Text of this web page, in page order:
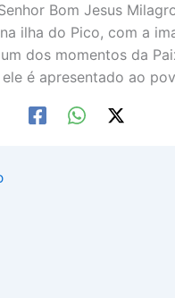
Bom Jesus
ilha do Pico, com a
dos momentos da
é apresentado ao